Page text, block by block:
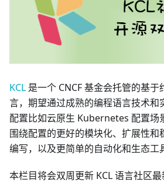
KCL 是一个 CNCF 基金会托管的基
言，期望通过成熟的编程语言技术和
配置比如云原生 Kubernetes 配置场
围绕配置的更好的模块化、扩展性和
编写，以及更简单的自动化和生态工
本栏目将会双周更新 KCL 语言社区最